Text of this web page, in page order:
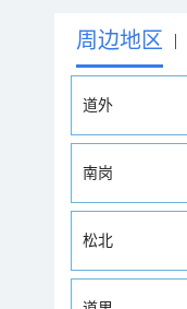
周边地区 |
道外
南岗
松北